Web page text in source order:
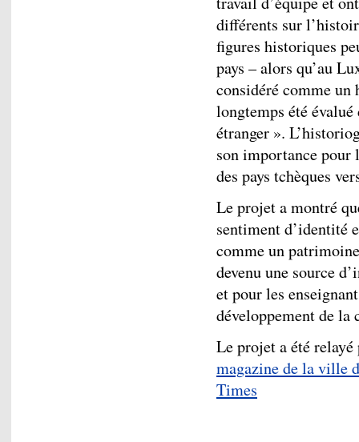
différents sur
figures historiques
pays – alors qu’au
considéré comme un
longtemps été
étranger ».
son importance pour
des pays tchèques
Le projet a montré
sentiment d’identité
comme un
devenu une source
et pour les
développement de la
Le projet a été
magazine de la ville
Times